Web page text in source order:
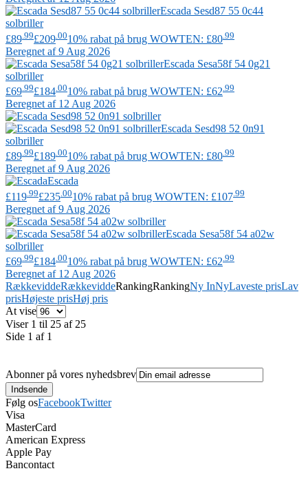
Escada Sesd87 55 0c44
solbriller
£89 .99£209 .0010% rabat på brug WOWTEN: £80 .99
Beregnet af 9 Aug 2026
Escada Sesa58f 54 0g21
solbriller
£69 .99£184 .0010% rabat på brug WOWTEN: £62 .99
Beregnet af 12 Aug 2026
Escada Sesd98 52 0n91
solbriller
£89.99£189.0010% rabat på brug WOWTEN: £80.99
Beregnet af 9 Aug 2026
Escada
£119 .99£235 .0010% rabat på brug WOWTEN: £107 .99
Beregnet af 9 Aug 2026
Escada Sesa58f 54 a02w
solbriller
£69 .99£184 .0010% rabat på brug WOWTEN: £62 .99
Beregnet af 12 Aug 2026
RækkeviddeRækkeviddeRankingRankingNy InNyLaveste prisLav
prisHøjeste prisHøj pris
At vise
Viser 1 til 25 af 25
Side 1 af 1
Abonner på vores nyhedsbrev
Følg osFacebookTwitter
Visa
MasterCard
American Express
Apple Pay
Bancontact